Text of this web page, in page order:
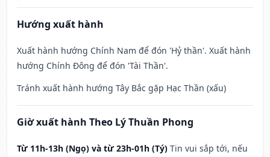
Hướng xuất hành
Xuất hành hướng Chính Nam để đón 'Hỷ thần'. Xuất hành
hướng Chính Đông để đón 'Tài Thần'.
Tránh xuất hành hướng Tây Bắc gặp Hạc Thần (xấu)
Giờ xuất hành Theo Lý Thuần Phong
Từ 11h-13h (Ngọ) và từ 23h-01h (Tý) Tin vui sắp tới, nếu